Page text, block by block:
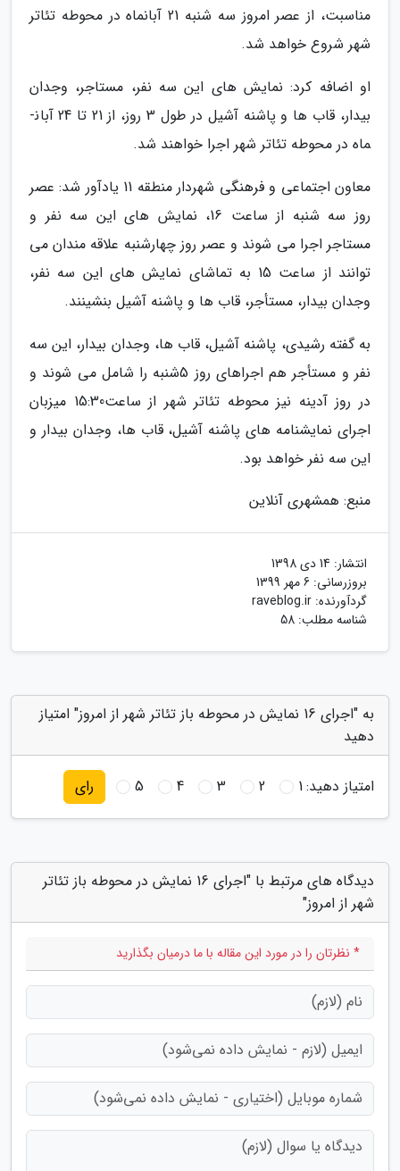
مناسبت، از عصر امروز سه شنبه 21 آبان­ماه در محوطه تئاتر
شهر شروع خواهد شد.
او اضافه کرد: نمایش های این سه نفر، مستاجر، وجدان
بیدار، قاب ها و پاشنه آشیل در طول 3 روز، از 21 تا 24 آبان­
ماه در محوطه تئاتر شهر اجرا خواهند شد.
معاون اجتماعی و فرهنگی شهردار منطقه 11 یادآور شد: عصر
روز سه شنبه از ساعت 16، نمایش های این سه نفر و
مستاجر اجرا می­ شوند و عصر روز چهارشنبه علاقه ­مندان می
­توانند از ساعت 15 به تماشای نمایش های این سه نفر،
وجدان بیدار، مستأجر، قاب ها و پاشنه آشیل بنشینند.
به گفته رشیدی، پاشنه آشیل، قاب ها، وجدان بیدار، این سه
نفر و مستأجر هم اجراهای روز 5شنبه را شامل می­ شوند و
در روز آدینه نیز محوطه تئاتر شهر از ساعت15:30 میزبان
اجرای نمایشنامه ­های پاشنه آشیل، قاب ها، وجدان بیدار و
این سه نفر خواهد بود.
منبع: همشهری آنلاین
انتشار: 14 دی 1398
بروزرسانی: 6 مهر 1399
گردآورنده: raveblog.ir
شناسه مطلب: 58
به "اجرای 16 نمایش در محوطه باز تئاتر شهر از امروز" امتیاز
دهید
امتیاز دهید:1
2
3
4
5 رای
دیدگاه های مرتبط با "اجرای 16 نمایش در محوطه باز تئاتر
شهر از امروز"
* نظرتان را در مورد این مقاله با ما درمیان بگذارید